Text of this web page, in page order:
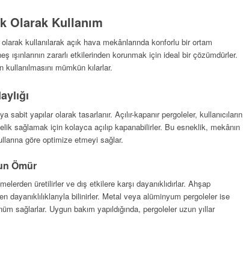
Olarak Kullanım
kullanılarak açık hava mekânlarında konforlu bir ortam
ışınlarının zararlı etkilerinden korunmak için ideal bir çözümdürler.
mümkün kılarlar.
sabit yapılar olarak tasarlanır. Açılır-kapanır pergoleler, kullanıcıların
sağlamak için kolayca açılıp kapanabilirler. Bu esneklik, mekânın
göre optimize etmeyi sağlar.
Ömür
üretilirler ve dış etkilere karşı dayanıklıdırlar. Ahşap
dayanıklılıklarıyla bilinirler. Metal veya alüminyum pergoleler ise
sağlarlar. Uygun bakım yapıldığında, pergoleler uzun yıllar